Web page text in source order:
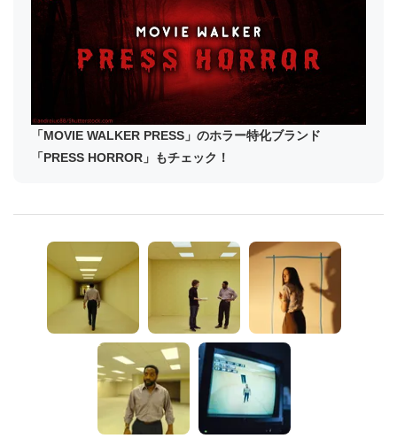
「MOVIE WALKER PRESS」のホラー特化ブランド
「PRESS HORROR」もチェック！